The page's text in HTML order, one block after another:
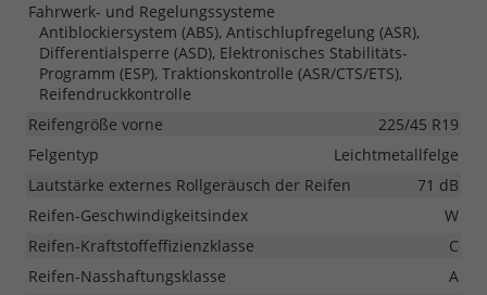
Fahrwerk- und Regelungssysteme
Antiblockiersystem (ABS), Antischlupfregelung (ASR),
Differentialsperre (ASD), Elektronisches Stabilitäts-
Programm (ESP), Traktionskontrolle (ASR/CTS/ETS),
Reifendruckkontrolle
Reifengröße vorne
225/45 R19
Felgentyp
Leichtmetallfelge
Lautstärke externes Rollgeräusch der Reifen
71 dB
Reifen-Geschwindigkeitsindex
W
Reifen-Kraftstoffeffizienzklasse
C
Reifen-Nasshaftungsklasse
A